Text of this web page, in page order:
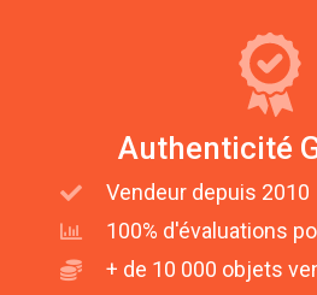
Authenticité
Vendeur depuis 2010
100% d'évaluations
+ de 10 000 objets